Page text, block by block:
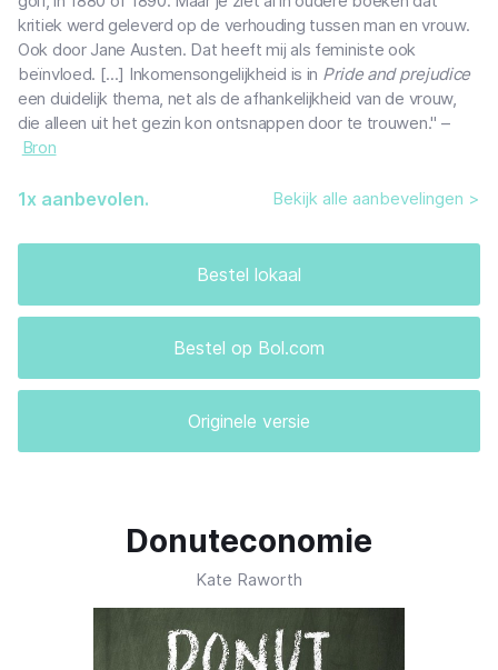
kritiek werd geleverd op de verhouding tussen man en vrouw.
Ook door Jane Austen. Dat heeft mij als feministe ook
beïnvloed. [...] Inkomensongelijkheid is in Pride and prejudice
een duidelijk thema, net als de afhankelijkheid van de vrouw,
die alleen uit het gezin kon ontsnappen door te trouwen." –
Bron
Bestel lokaal
Bestel op Bol.com
Originele versie
1x aanbevolen. Bekijk alle aanbevelingen >
Donuteconomie
Kate Raworth